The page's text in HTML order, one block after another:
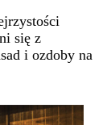
się z
i ozdoby na